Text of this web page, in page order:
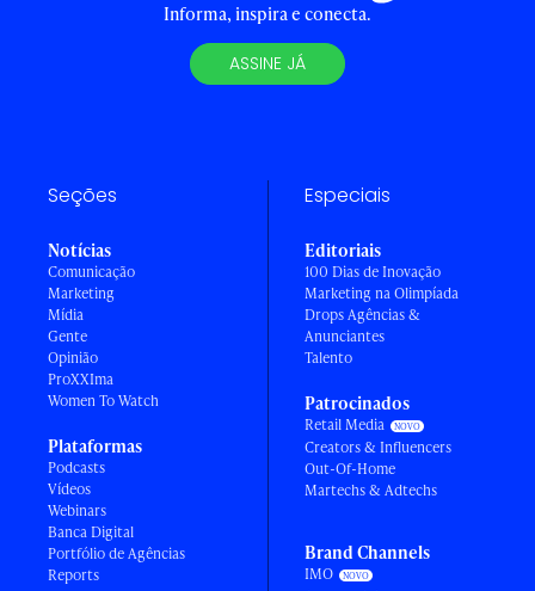
Informa, inspira e conecta.
ASSINE JÁ
Seções
Notícias
Comunicação
Marketing
Mídia
Gente
Opinião
ProXXIma
Women To Watch
Plataformas
Podcasts
Vídeos
Webinars
Banca Digital
Portfólio de Agências
Reports
Especiais
Editoriais
100 Dias de Inovação
Marketing na Olimpíada
Drops Agências &
Anunciantes
Talento
Patrocinados
Retail Media
Creators & Influencers
Out-Of-Home
Martechs & Adtechs
Brand Channels
IMO